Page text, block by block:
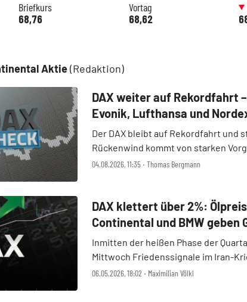
Briefkurs
68,76
Vortag
68,62
Aktie(Redaktion)
04.08.2026, 11:35 ‧ Thomas Bergmann
DAX weiter auf Rekordfahrt
Evonik, Lufthansa und
Der DAX bleibt auf Rekordfahrt und
Rückenwind kommt von starken
geopolitischer Entspannung im
06.05.2026, 18:02 ‧ Maximilian Völkl
DAX klettert über 2%:
Continental und BMW geben
Inmitten der heißen Phase der
Mittwoch Friedenssignale im Iran-
Künstlicher Intelligenz die Börsen